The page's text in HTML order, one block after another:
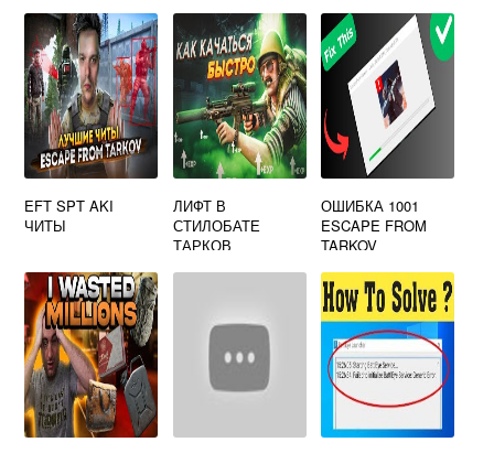
EFT SPT AKI
ЧИТЫ
ЛИФТ В
СТИЛОБАТЕ
ТАРКОВ
ОШИБКА 1001
ESCAPE FROM
TARKOV